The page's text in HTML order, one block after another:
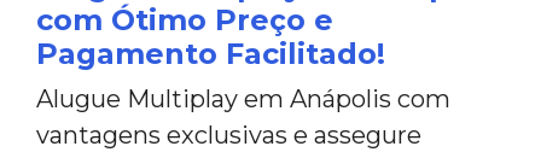
com Ótimo Preço e
Pagamento Facilitado!
Alugue Multiplay em Anápolis com
vantagens exclusivas e assegure